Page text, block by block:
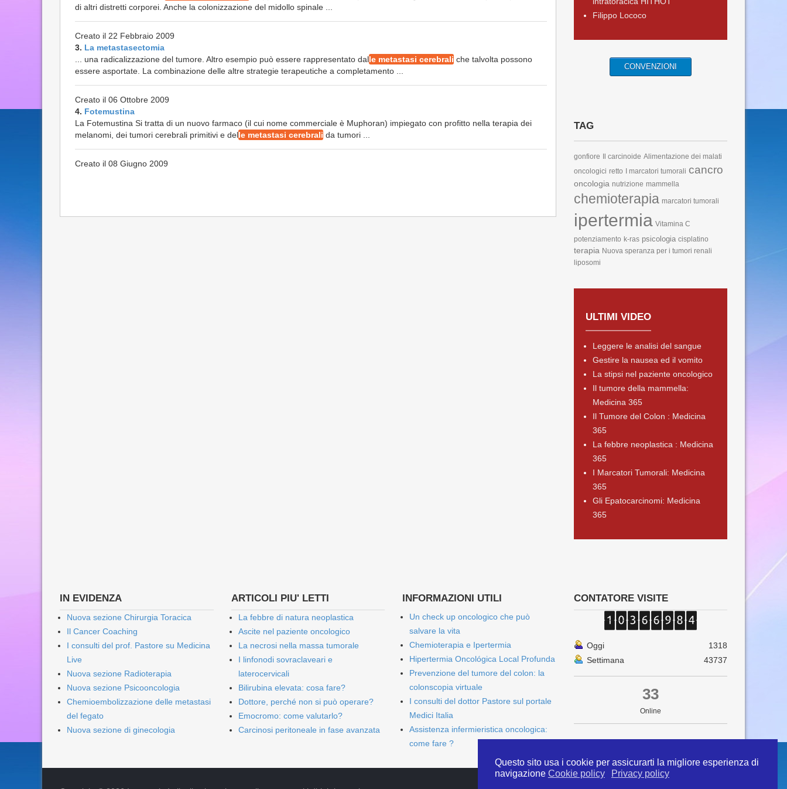
Questo sito usa i cookie per assicurarti la migliore esperienza di
navigazione Cookie policy Privacy policy
di altri distretti corporei. Anche la colonizzazione del midollo spinale ...
Creato il 22 Febbraio 2009
3. La metastasectomia
... una radicalizzazione del tumore. Altro esempio può essere rappresentato dalle metastasi cerebrali che talvolta possono
essere asportate. La combinazione delle altre strategie terapeutiche a completamento ...
Creato il 06 Ottobre 2009
4. Fotemustina
La Fotemustina Si tratta di un nuovo farmaco (il cui nome commerciale è Muphoran) impiegato con profitto nella terapia dei
melanomi, dei tumori cerebrali primitivi e delle metastasi cerebrali da tumori ...
Creato il 08 Giugno 2009
Filippo Lococo
CONVENZIONI
TAG
gonfiore Il carcinoide Alimentazione dei malati
oncologici retto I marcatori tumorali cancro
oncologia nutrizione mammella
chemioterapia marcatori tumorali
ipertermia Vitamina C
potenziamento k-ras psicologia cisplatino
terapia Nuova speranza per i tumori renali
liposomi
ULTIMI VIDEO
Leggere le analisi del sangue
Gestire la nausea ed il vomito
La stipsi nel paziente oncologico
Il tumore della mammella:
Medicina 365
Il Tumore del Colon : Medicina
365
La febbre neoplastica : Medicina
365
I Marcatori Tumorali: Medicina
365
Gli Epatocarcinomi: Medicina
365
IN EVIDENZA
Nuova sezione Chirurgia Toracica
Il Cancer Coaching
I consulti del prof. Pastore su Medicina
Live
Nuova sezione Radioterapia
Nuova sezione Psicooncologia
Chemioembolizzazione delle metastasi
del fegato
Nuova sezione di ginecologia
ARTICOLI PIU' LETTI
La febbre di natura neoplastica
Ascite nel paziente oncologico
La necrosi nella massa tumorale
I linfonodi sovraclaveari e
laterocervicali
Bilirubina elevata: cosa fare?
Dottore, perché non si può operare?
Emocromo: come valutarlo?
Carcinosi peritoneale in fase avanzata
INFORMAZIONI UTILI
Un check up oncologico che può
salvare la vita
Chemioterapia e Ipertermia
Hipertermia Oncológica Local Profunda
Prevenzione del tumore del colon: la
colonscopia virtuale
I consulti del dottor Pastore sul portale
Medici Italia
Assistenza infermieristica oncologica:
come fare ?
CONTATORE VISITE
Oggi
1318
Settimana
43737
33
Online